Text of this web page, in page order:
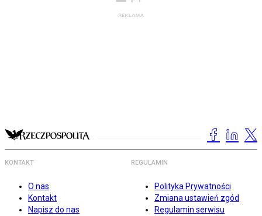
KONTAKT
O nas
Kontakt
Napisz do nas
REGULAMIN
Polityka Prywatności
Zmiana ustawień zgód
Regulamin serwisu